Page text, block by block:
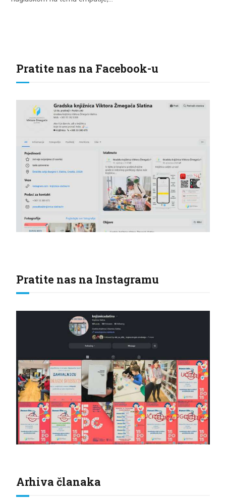
Pratite nas na Facebook-u
Pratite nas na Instagramu
Arhiva članaka